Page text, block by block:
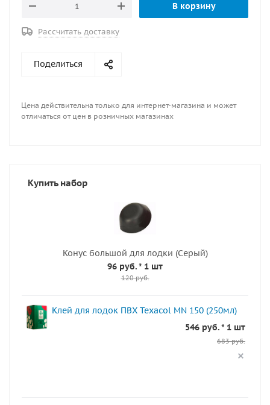
В корзину
Рассчитать доставку
Поделиться
Цена действительна только для интернет-магазина и может
отличаться от цен в розничных магазинах
Купить набор
Конус большой для лодки (Серый)
96 руб.* 1 шт
120 руб.
Клей для лодок ПВХ Texacol МN 150 (250мл)
546 руб. * 1 шт
683 руб.